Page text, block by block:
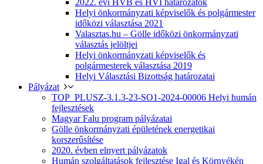
2022. évi HVB és HVI határozatok
Helyi önkormányzati képviselők és polgármester
időközi választása 2021
Valasztas.hu – Gölle időközi önkormányzati
választás jelöltjei
Helyi önkormányzati képviselők és
polgármesterek választása 2019
Helyi Választási Bizottság határozatai
Pályázat
TOP_PLUSZ-3.1.3-23-SO1-2024-00006 Helyi humán
fejlesztések
Magyar Falu program pályázatai
Gölle önkormányzati épületének energetikai
korszerűsítése
2020. évben elnyert pályázatok
Humán szolgáltatások fejlesztése Igal és Környékén